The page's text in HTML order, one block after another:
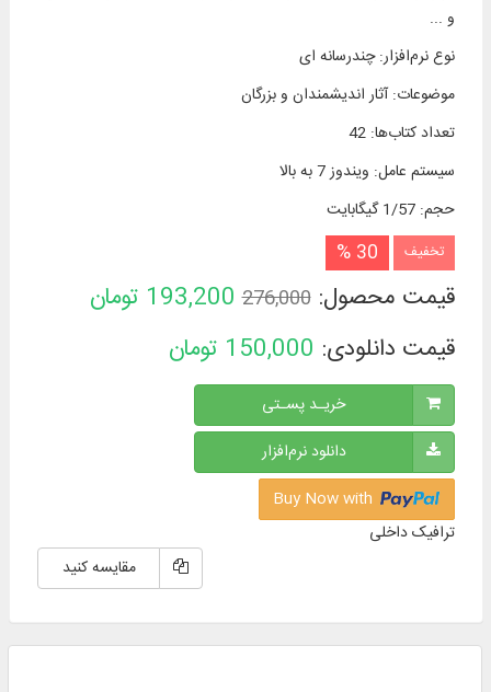
و ...
نوع نرم‌افزار:چندرسانه ای
موضوعات:آثار اندیشمندان و بزرگان
تعداد کتاب‌ها:
42
سیستم عامل: ویندوز 7 به بالا
حجم:1/57 گیگابایت
تخفیف 30 %
قیمت محصول:276,000
193,200 تومان
قیمت دانلودی: 150,000 تومان
خریـد پسـتی
دانلود نرم‌افزار
ترافیک داخلی
مقایسه کنید